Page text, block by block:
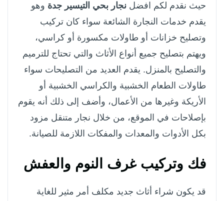
حيث نقدم لكم افضل نجار بحي التيسير جدة وهو
يقدم خدمات النجارة الشائعة سواء كان تركيب
وتصليح خزانات أو طاولات مكسورة أو كراسي،
ويهتم بتصليح جميع أنواع الأثاث والتي تحتاج للترميم
والتصليح بالمنزل. يقدم العديد من التصليحات سواء
طاولات الطعام الخشبية والكراسي الخشبية أو
الأريكة وغيرها من الأعمال، وأضف إلى ذلك أنه يقوم
بإصلاحات في الموقع، من خلال نجار متنقل مزود
بكل الأدوات والمعدات والمفكات اللازمة للصيانة.
فك وتركيب غرف النوم والعفش
قد يكون شراء أثاث جديد مكلف أمر مثير للغاية